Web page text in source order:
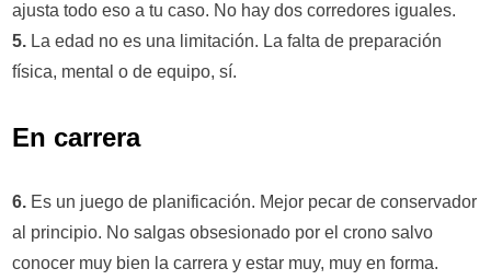
ajusta todo eso a tu caso. No hay dos corredores iguales.
5. La edad no es una limitación. La falta de preparación
física, mental o de equipo, sí.
En carrera
6. Es un juego de planificación. Mejor pecar de conservador
al principio. No salgas obsesionado por el crono salvo
conocer muy bien la carrera y estar muy, muy en forma.